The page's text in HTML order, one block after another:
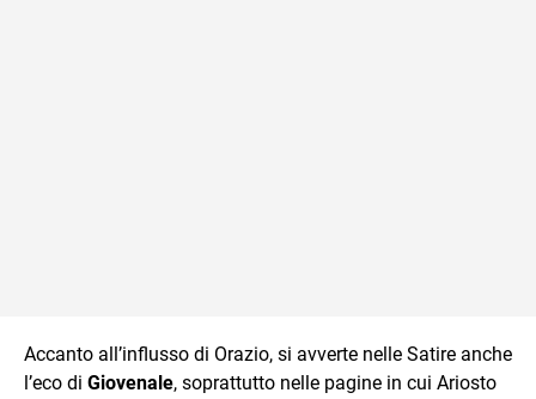
Accanto all’influsso di Orazio, si avverte nelle Satire anche
l’eco di Giovenale, soprattutto nelle pagine in cui Ariosto